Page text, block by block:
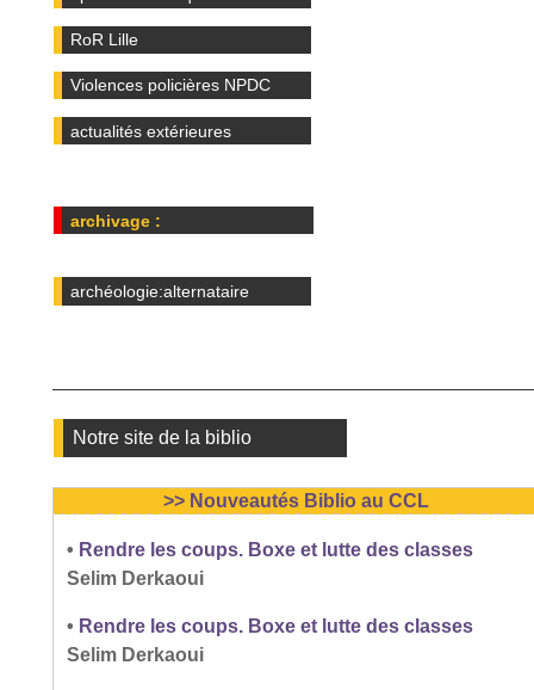
RoR Lille
Violences policières NPDC
actualités extérieures
archivage :
archéologie:alternataire
Notre site de la biblio
>> Nouveautés Biblio au CCL
• Rendre les coups. Boxe et lutte des classes
Selim Derkaoui
• Rendre les coups. Boxe et lutte des classes
Selim Derkaoui